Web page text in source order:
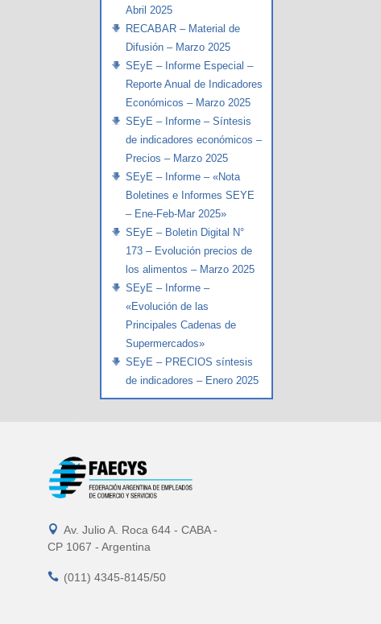
Abril 2025
RECABAR – Material de
Difusión – Marzo 2025
SEyE – Informe Especial –
Reporte Anual de Indicadores
Económicos – Marzo 2025
SEyE – Informe – Síntesis
de indicadores económicos –
Precios – Marzo 2025
SEyE – Informe – «Nota
Boletines e Informes SEYE
– Ene-Feb-Mar 2025»
SEyE – Boletin Digital N°
173 – Evolución precios de
los alimentos – Marzo 2025
SEyE – Informe –
«Evolución de las
Principales Cadenas de
Supermercados»
SEyE – PRECIOS síntesis
de indicadores – Enero 2025
 Av. Julio A. Roca 644 - CABA -
CP 1067 - Argentina
 (011) 4345-8145/50